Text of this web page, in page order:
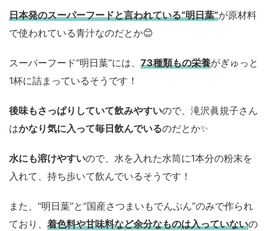
日本発のスーパーフードと言われている“明日葉”が原材料
で使われている青汁なのだとか😊
スーパーフード“明日葉”には、 73種類もの栄養がぎゅっと
1杯に詰まっているそうです！
後味もさっぱりしていて飲みやすいので、滝沢眞規子さん
はかなり気に入って毎日飲んでいるのだとか✨
水にも溶けやすいので、水を入れた水筒に1本分の粉末を
入れて、持ち歩いて飲んでいるそうです！
また、“明日葉”と“国産さつまいもでんぷん”のみで作られ
ており、 着色料や甘味料など余分なものは入っていないの